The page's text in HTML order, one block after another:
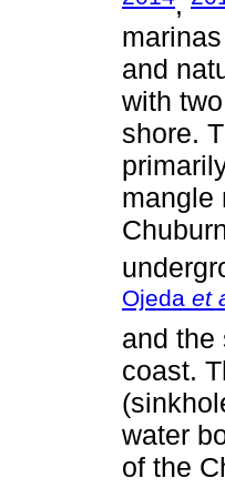
and
with
shore.
mangle
Ojeda et
and the
coast.
water
of the